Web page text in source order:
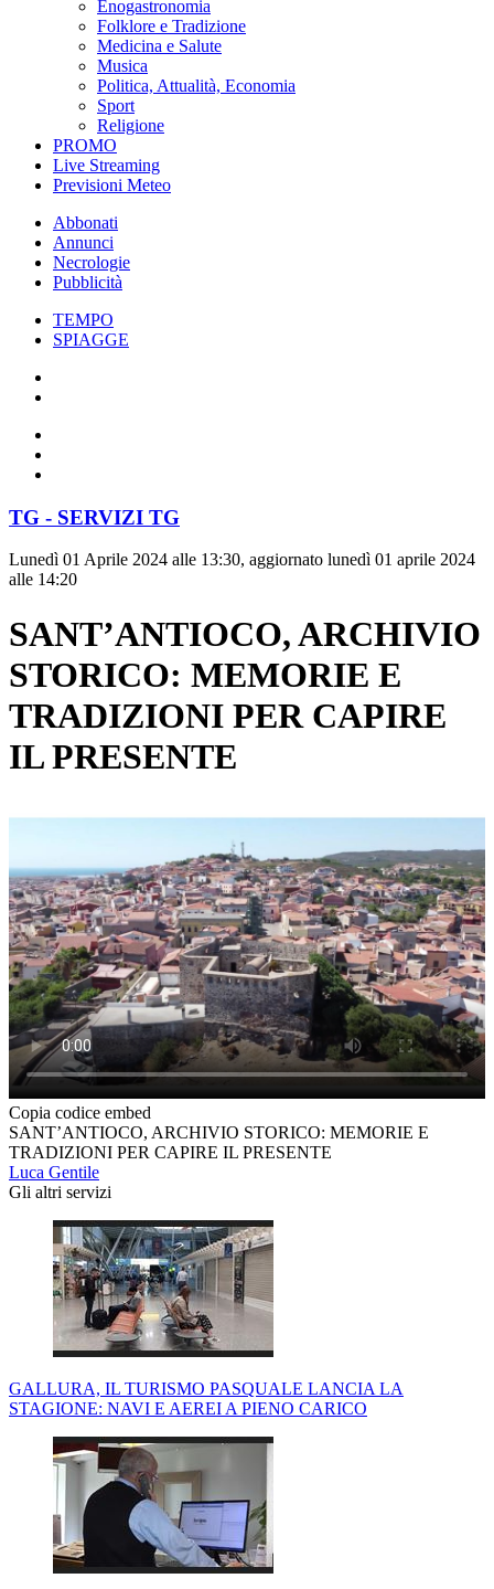
Enogastronomia
Folklore e Tradizione
Medicina e Salute
Musica
Politica, Attualità, Economia
Sport
Religione
PROMO
Live Streaming
Previsioni Meteo
Abbonati
Annunci
Necrologie
Pubblicità
TEMPO
SPIAGGE
TG - SERVIZI TG
Lunedì 01 Aprile 2024 alle 13:30, aggiornato lunedì 01 aprile 2024
alle 14:20
SANT’ANTIOCO, ARCHIVIO
STORICO: MEMORIE E
TRADIZIONI PER CAPIRE
IL PRESENTE
Copia codice embed
SANT’ANTIOCO, ARCHIVIO STORICO: MEMORIE E
TRADIZIONI PER CAPIRE IL PRESENTE
Luca Gentile
Gli altri servizi
GALLURA, IL TURISMO PASQUALE LANCIA LA
STAGIONE: NAVI E AEREI A PIENO CARICO